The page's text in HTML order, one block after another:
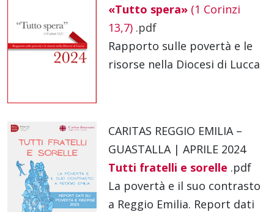
«Tutto spera» (1 Corinzi
13,7) .pdf
Rapporto sulle povertà e le
risorse nella Diocesi di Lucca
CARITAS REGGIO EMILIA –
GUASTALLA | APRILE 2024
Tutti fratelli e sorelle .pdf
La povertà e il suo contrasto
a Reggio Emilia. Report dati